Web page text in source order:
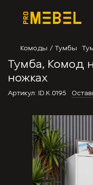
Комоды / Тумбы
Тумба, Комод
ножках
Артикул: ID.K.0195